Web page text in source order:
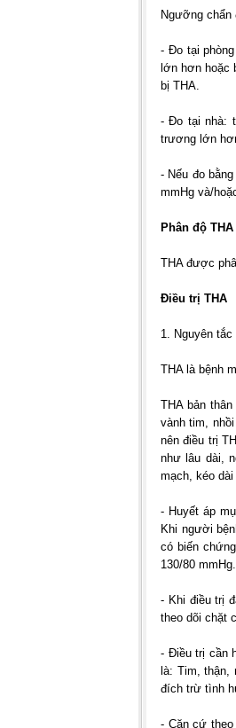
Ngưỡng chẩn
- Đo tại
lớn hơn hoặc
bị THA.
- Đo tại nhà:
trương lớn
- Nếu đo
mmHg và/
Phân độ THA
THA được
Điều trị THA
1. Nguyên tắc
THA là bệnh
THA bản
vành tim,
nên điều trị
như lâu dài,
mạch, kéo
- Huyết áp
Khi người
có biến
130/80 mmHg.
- Khi điều trị
theo dõi chặt
- Điều trị cần
là: Tim, thận,
đích trừ tình
- Căn cứ